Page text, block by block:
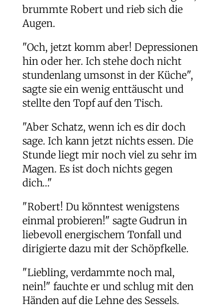
brummte Robert und rieb sich die
Augen.
"Och, jetzt komm aber! Depressionen
hin oder her. Ich stehe doch nicht
stundenlang umsonst in der Küche",
sagte sie ein wenig enttäuscht und
stellte den Topf auf den Tisch.
"Aber Schatz, wenn ich es dir doch
sage. Ich kann jetzt nichts essen. Die
Stunde liegt mir noch viel zu sehr im
Magen. Es ist doch nichts gegen
dich…"
"Robert! Du könntest wenigstens
einmal probieren!" sagte Gudrun in
liebevoll energischem Tonfall und
dirigierte dazu mit der Schöpfkelle.
"Liebling, verdammte noch mal,
nein!" fauchte er und schlug mit den
Händen auf die Lehne des Sessels.